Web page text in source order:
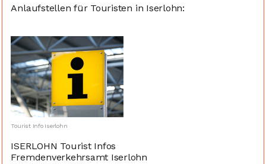
Anlaufstellen für Touristen in Iserlohn:
Tourist Info Iserlohn
ISERLOHN Tourist Infos
Fremdenverkehrsamt Iserlohn